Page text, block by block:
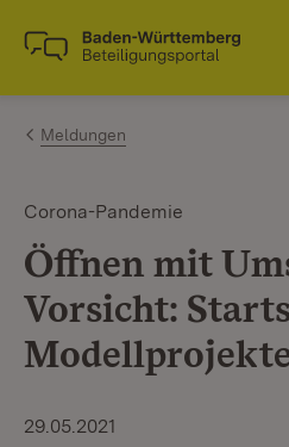
Zum Inhalt springen
Link zur Startseite
Meldungen
Corona-Pandemie
Öffnen mit
Vorsicht:
29.05.2021